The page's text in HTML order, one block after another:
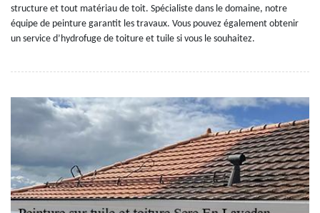
structure et tout matériau de toit. Spécialiste dans le domaine, notre
équipe de peinture garantit les travaux. Vous pouvez également obtenir
un service d’hydrofuge de toiture et tuile si vous le souhaitez.